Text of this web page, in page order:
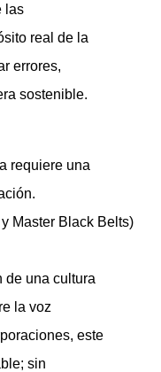
las
real de la
errores,
sostenible.
requiere una
y Master Black Belts)
de una cultura
la voz
este
sin